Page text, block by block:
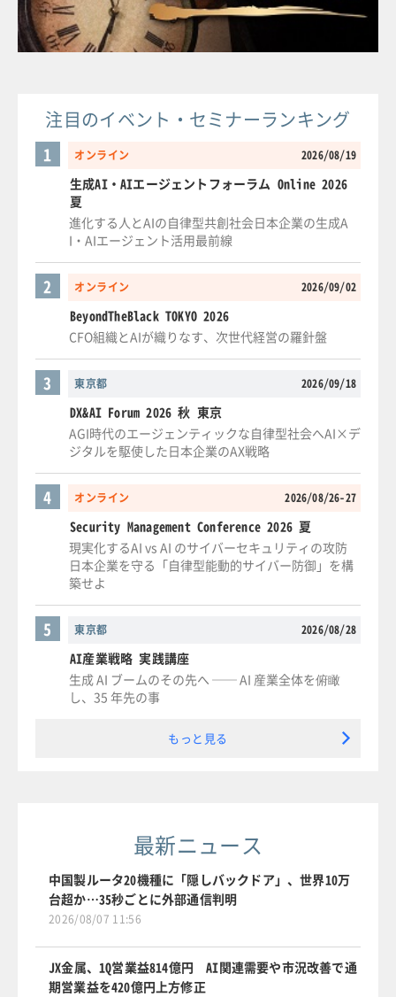
注目のイベント・セミナーランキング
オンライン 2026/08/19
1
生成AI・AIエージェントフォーラム Online 2026
夏
進化する人とAIの自律型共創社会日本企業の生成A
I・AIエージェント活用最前線
オンライン 2026/09/02
2
BeyondTheBlack TOKYO 2026
CFO組織とAIが織りなす、次世代経営の羅針盤
東京都 2026/09/18
3
DX&AI Forum 2026 秋 東京
AGI時代のエージェンティックな自律型社会へAI×デ
ジタルを駆使した日本企業のAX戦略
オンライン 2026/08/26-27
4
Security Management Conference 2026 夏
現実化するAI vs AI のサイバーセキュリティの攻防
日本企業を守る「自律型能動的サイバー防御」を構
築せよ
東京都 2026/08/28
5
AI産業戦略 実践講座
生成 AI ブームのその先へ ── AI 産業全体を俯瞰
し、35 年先の事
もっと見る
最新ニュース
中国製ルータ20機種に「隠しバックドア」、世界10万
台超か…35秒ごとに外部通信判明
2026/08/07 11:56
JX金属、1Q営業益814億円 AI関連需要や市況改善で通
期営業益を420億円上方修正